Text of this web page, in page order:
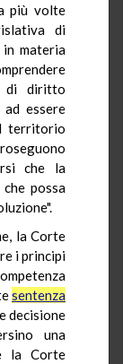
più volte
di
in materia
di diritto
essere
territorio
che la
possa
la Corte
i principi
sentenza
decisione
una
la Corte